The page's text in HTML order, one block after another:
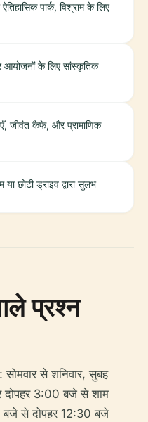
ऐतिहासिक पार्क, विश्राम के लिए
आयोजनों के लिए सांस्कृतिक
जीवंत कैफे, और प्रामाणिक
या छोटी ड्राइव द्वारा सुलभ
प्रश्न
सोमवार से शनिवार, सुबह
3:00 बजे से शाम
से दोपहर 12:30 बजे